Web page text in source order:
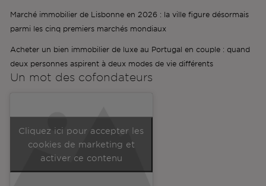
Marché immobilier de Lisbonne en 2026 : la ville figure désormais
parmi les cinq premiers marchés mondiaux
Acheter un bien immobilier de luxe au Portugal en couple : quand
deux personnes aspirent à deux modes de vie différents
Un mot des cofondateurs
Cliquez ici pour accepter les
cookies de marketing et
activer ce contenu